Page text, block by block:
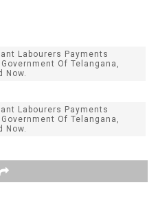
Labourers Payments
Of Telangana,
Now.
Labourers Payments
Of Telangana,
Now.